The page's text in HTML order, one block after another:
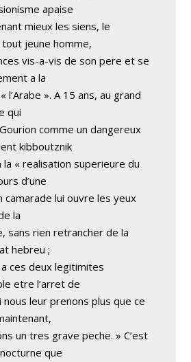
apaise
mieux les siens, le
jeune homme,
vis-a-vis de son pere et se
a la
l’Arabe ». A 15 ans, au grand
qui
comme un dangereux
kibboutznik
« realisation superieure du
d’une
camarade lui ouvre les yeux
la
sans rien retrancher de la
hebreu ;
ces deux legitimites
etre l’arret de
nous leur prenons plus que ce
un tres grave peche. » C’est
que